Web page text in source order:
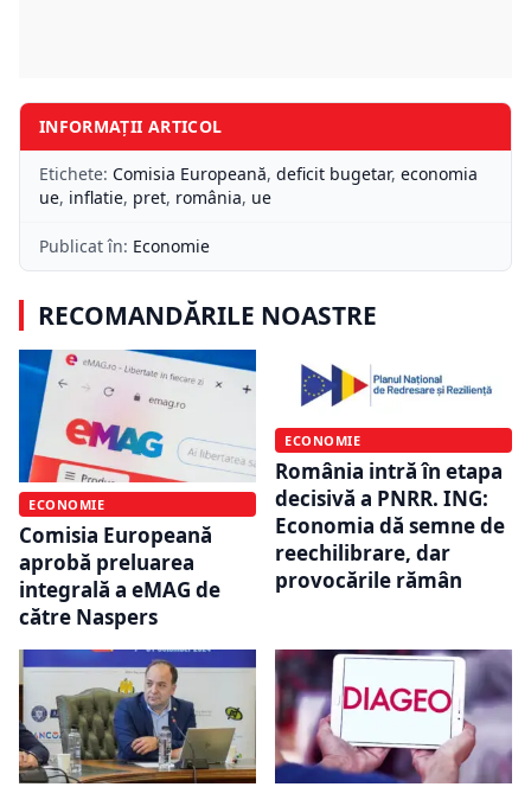
INFORMAȚII ARTICOL
Etichete: Comisia Europeană, deficit bugetar, economia
ue, inflatie, pret, românia, ue
Publicat în: Economie
RECOMANDĂRILE NOASTRE
ECONOMIE
Comisia Europeană
aprobă preluarea
integrală a eMAG de
către Naspers
ECONOMIE
România intră în etapa
decisivă a PNRR. ING:
Economia dă semne de
reechilibrare, dar
provocările rămân